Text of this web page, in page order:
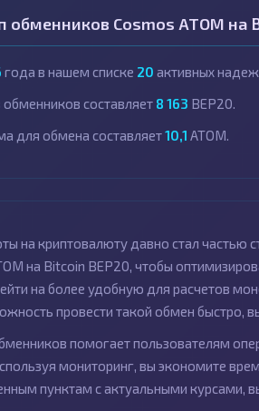
обменников Cosmos ATOM на
года в нашем списке 20 активных
составляет 8 163 BEP20.
для обмена составляет10,1 ATOM.
на криптовалюту давно стал частью
на Bitcoin BEP20, чтобы
на более удобную для расчетов
провести такой обмен быстро,
помогает пользователям
мониторинг, вы экономите
пунктам с актуальными курсами,